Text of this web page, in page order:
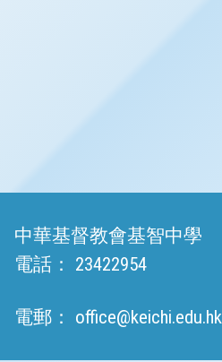
中華基督教會基智中學
電話：
23422954
電郵： office@keichi.edu.hk